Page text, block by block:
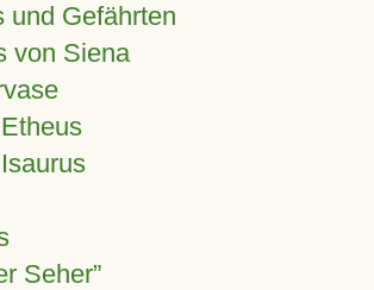
und Gefährten
von Siena
Seher”